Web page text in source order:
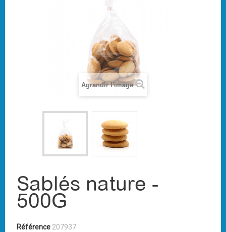
Agrandir l'image
Sablés nature -
500G
Référence 207937